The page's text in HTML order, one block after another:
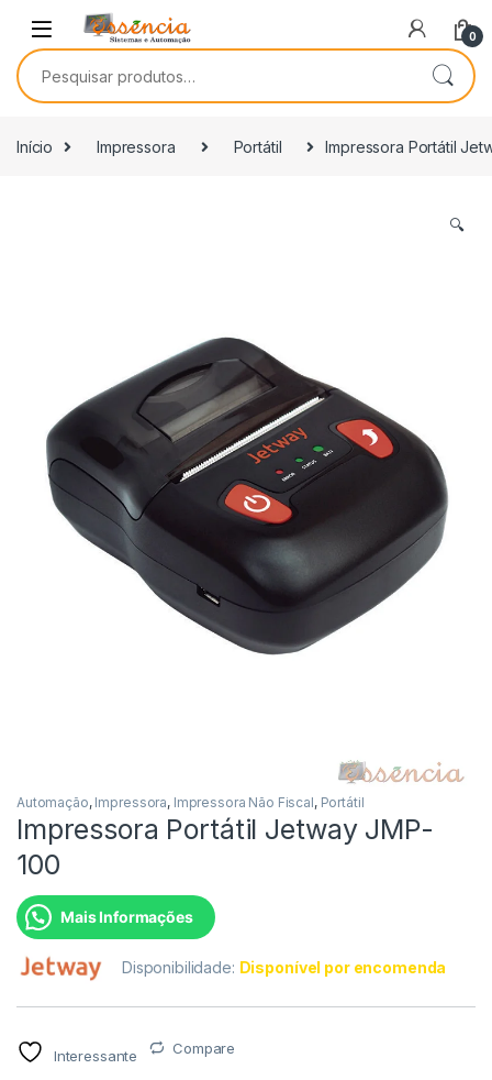
0
Início Impressora Portátil Impressora Portátil
🔍
Automação, Impressora, Impressora Não Fiscal, Portátil
Impressora Portátil Jetway JMP-
100
Mais Informações
Disponibilidade: Disponível por encomenda
Interessante Compare